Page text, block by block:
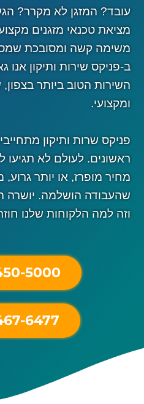
עובד? המזגן לא מקרר?
מציאת טכנאי מזגנים
משימה קשה ומסובכת
ב-פניקס שירות ותיקון אנו
השירות הטוב ביותר בצפון,
ומקצועי.
פניקס שרות ותיקון
ראשונים. לעולם לא תגיעו
מחיר מופרז, או יותר
שהעבודה הושלמה. יושרה
וזה למה הלקוחות שלנו
5000
6477